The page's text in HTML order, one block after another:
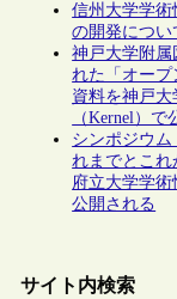
信州大学学術
の開発につい
神戸大学附属
れた「オー
資料を神戸大
（Kernel）で
シンポジウム
れまでとこれ
府立大学学術
公開される
サイト内検索